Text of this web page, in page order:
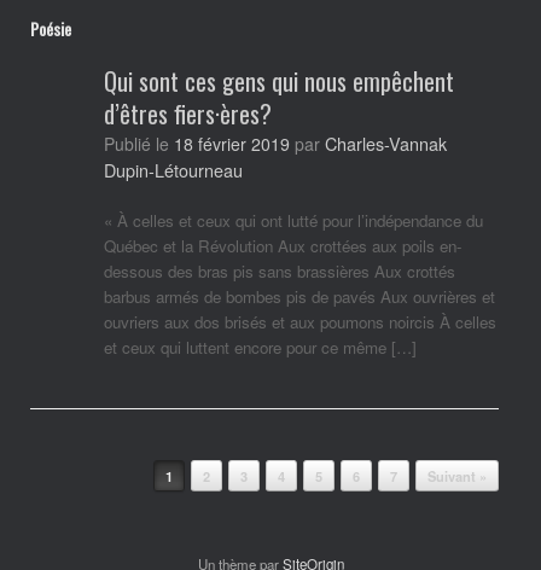
Poésie
Qui sont ces gens qui nous empêchent
d’êtres fiers·ères?
Publié le 18 février 2019 par Charles-Vannak
Dupin-Létourneau
« À celles et ceux qui ont lutté pour l’indépendance du
Québec et la Révolution Aux crottées aux poils en-
dessous des bras pis sans brassières Aux crottés
barbus armés de bombes pis de pavés Aux ouvrières et
ouvriers aux dos brisés et aux poumons noircis À celles
et ceux qui luttent encore pour ce même […]
1 2 3 4 5 6 7 Suivant »
Un thème parSiteOrigin